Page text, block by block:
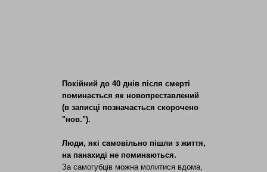
Покійний до 40 днів після смерті
поминається як новопреставлений
(в записці позначається скорочено
"нов.").
Люди, які самовільно пішли з життя,
на панахиді не поминаються.
За самогубців можна молитися вдома,